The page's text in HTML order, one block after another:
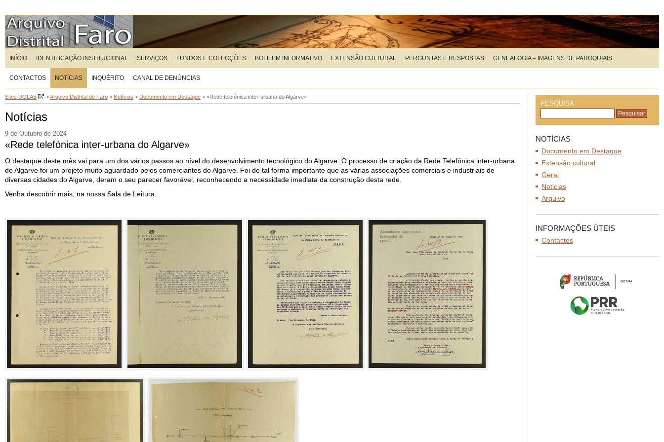
INÍCIO IDENTIFICAÇÃO INSTITUCIONAL SERVIÇOS FUNDOS E COLECÇÕES BOLETIM INFORMATIVO EXTENSÃO CULTURAL PERGUNTAS E RESPOSTAS GENEALOGIA – IMAGENS DE PAROQUIAIS
CONTACTOS NOTÍCIAS INQUÉRITO CANAL DE DENÚNCIAS
Sites DGLAB >Arquivo Distrital de Faro > Notícias > Documento em Destaque > «Rede telefónica inter-urbana do Algarve»
Notícias
9 de Outubro de 2024
«Rede telefónica inter-urbana do Algarve»
O destaque deste mês vai para um dos vários passos ao nível do desenvolvimento tecnológico do Algarve. O processo de criação da Rede Telefónica inter-urbana
do Algarve foi um projeto muito aguardado pelos comerciantes do Algarve. Foi de tal forma importante que as várias associações comerciais e industriais de
diversas cidades do Algarve, deram o seu parecer favorável, reconhecendo a necessidade imediata da construção desta rede.
Venha descobrir mais, na nossa Sala de Leitura.
PESQUISA
NOTÍCIAS
Documento em Destaque
Extensão cultural
Geral
Noticias
Arquivo
INFORMAÇÕES ÚTEIS
Contactos